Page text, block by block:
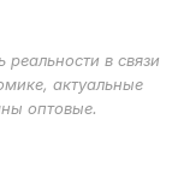
реальности в связи
актуальные
оптовые.